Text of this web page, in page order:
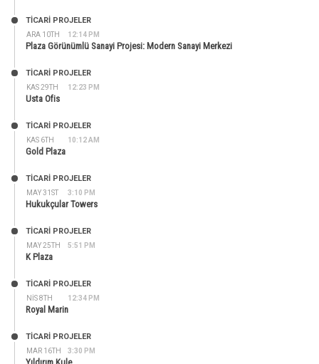
ARA 10TH 12:14 PM
TİCARİ PROJELER
Plaza Görünümlü Sanayi Projesi: Modern Sanayi Merkezi
KAS 29TH 12:23 PM
TİCARİ PROJELER
Usta Ofis
KAS 6TH 10:12 AM
TİCARİ PROJELER
Gold Plaza
MAY 31ST 3:10 PM
TİCARİ PROJELER
Hukukçular Towers
MAY 25TH 5:51 PM
TİCARİ PROJELER
K Plaza
NIS 8TH 12:34 PM
TİCARİ PROJELER
Royal Marin
MAR 16TH 3:30 PM
TİCARİ PROJELER